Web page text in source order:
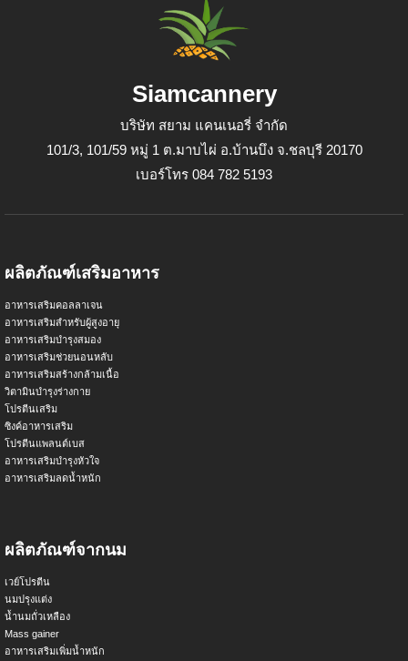
Siamcannery
บริษัท สยาม แคนเนอรี่ จำกัด
101/3, 101/59 หมู่ 1 ต.มาบไผ่ อ.บ้านบึง จ.ชลบุรี 20170
เบอร์โทร 084 782 5193
ผลิตภัณฑ์เสริมอาหาร
อาหารเสริมคอลลาเจน
อาหารเสริมสำหรับผู้สูงอายุ
อาหารเสริมบำรุงสมอง
อาหารเสริมช่วยนอนหลับ
อาหารเสริมสร้างกล้ามเนื้อ
วิตามินบำรุงร่างกาย
โปรตีนเสริม
ซิงค์อาหารเสริม
โปรตีนแพลนต์เบส
อาหารเสริมบำรุงหัวใจ
อาหารเสริมลดน้ำหนัก
ผลิตภัณฑ์จากนม
เวย์โปรตีน
นมปรุงแต่ง
น้ำนมถั่วเหลือง
Mass gainer
อาหารเสริมเพิ่มน้ำหนัก